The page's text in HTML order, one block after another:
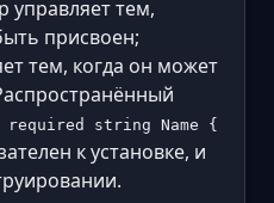
управляет тем,
присвоен;
тем, когда он может
required string Name {
к установке, и